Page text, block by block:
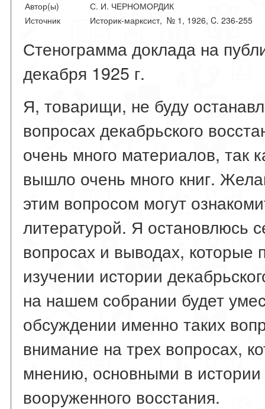
Автор(ы)
С. И. ЧЕРНОМОРДИК
Источник
Историк-марксист, № 1, 1926, C. 236-255
Стенограмма доклада на
декабря 1925 г.
Я, товарищи, не буду
вопросах декабрьского
очень много материалов, так
вышло очень много книг.
этим вопросом могут
литературой. Я остановлюсь
вопросах и выводах, которые
изучении истории
на нашем собрании будет
обсуждении именно таких
внимание на трех вопросах,
мнению, основными в истории
вооруженного восстания.